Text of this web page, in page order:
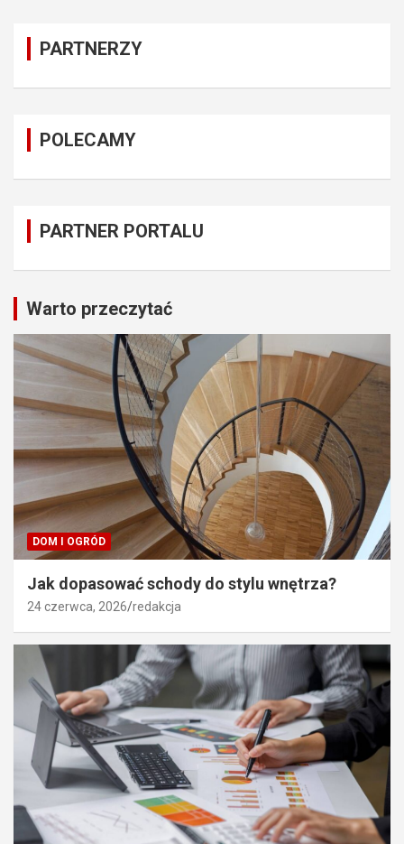
PARTNERZY
POLECAMY
PARTNER PORTALU
Warto przeczytać
DOM I OGRÓD
Jak dopasować schody do stylu wnętrza?
24 czerwca, 2026 redakcja